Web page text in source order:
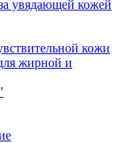
увядающей кожей
кожи
жирной и